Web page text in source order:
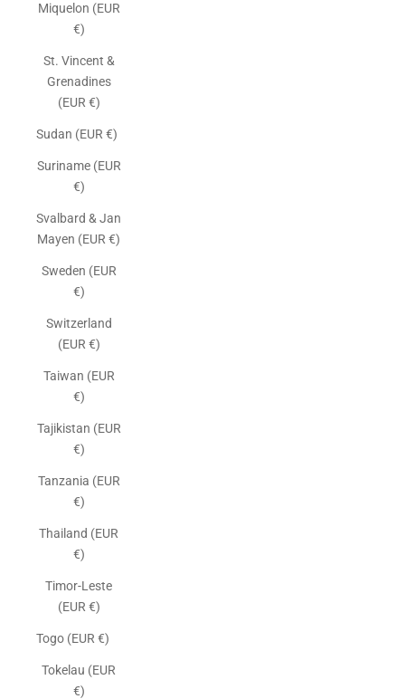
Miquelon (EUR
€)
St. Vincent &
Grenadines
(EUR €)
Sudan (EUR €)
Suriname (EUR
€)
Svalbard & Jan
Mayen (EUR €)
Sweden (EUR
€)
Switzerland
(EUR €)
Taiwan (EUR
€)
Tajikistan (EUR
€)
Tanzania (EUR
€)
Thailand (EUR
€)
Timor-Leste
(EUR €)
Togo (EUR €)
Tokelau (EUR
€)